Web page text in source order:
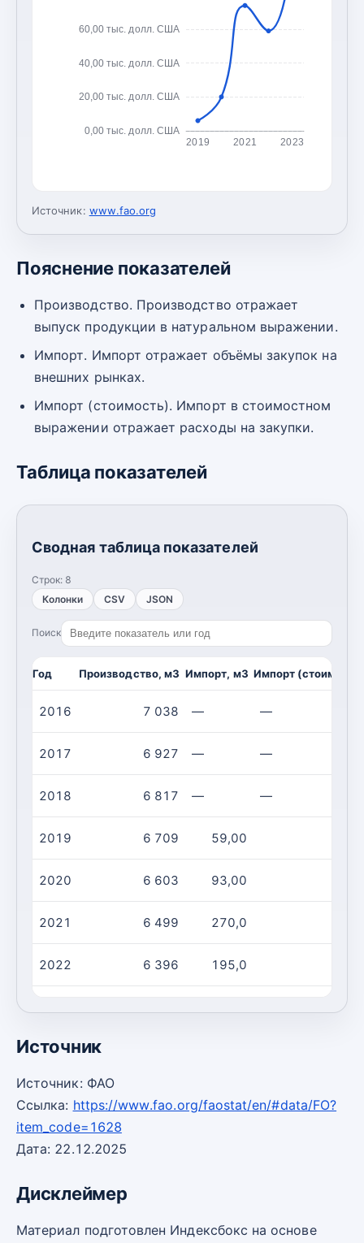
0,00 тыс. долл. США
20,00 тыс. долл. США
40,00 тыс. долл. США
60,00 тыс. долл. США
2019 2021 2023
Источник: www.fao.org
Пояснение показателей
Производство. Производство отражает
выпуск продукции в натуральном выражении.
Импорт. Импорт отражает объёмы закупок на
внешних рынках.
Импорт (стоимость). Импорт в стоимостном
выражении отражает расходы на закупки.
Таблица показателей
Сводная таблица показателей
Строк: 8
Колонки
CSV JSON
Поиск
Год Производство, м3 Импорт, м3 Импорт
2016 7 038 — —
2017 6 927 — —
2018 6 817 — —
2019 6 709 59,00
2020 6 603 93,00
2021 6 499 270,0
2022 6 396 195,0
Источник
Источник: ФАО
Ссылка: https://www.fao.org/faostat/en/#data/FO?
item_code=1628
Дата: 22.12.2025
Дисклеймер
Материал подготовлен Индексбокс на основе